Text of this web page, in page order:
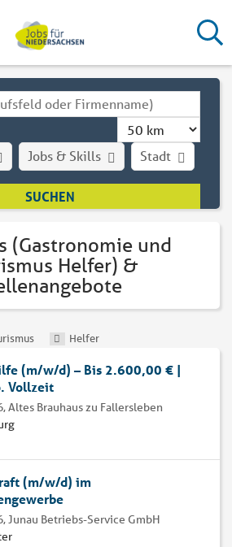
Stadt
Jobs & Skills
(Gastronomie und
Helfer) &
Helfer
(m/w/d) – Bis 2.600,00 € |
Vollzeit
Altes Brauhaus zu Fallersleben
(m/w/d) im
Junau Betriebs-Service GmbH